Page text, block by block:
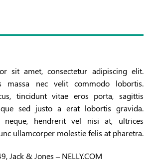
sit amet, consectetur adipiscing elit.
massa nec velit commodo lobortis.
tincidunt vitae eros porta, sagittis
sed justo a erat lobortis gravida.
neque, hendrerit vel nisi at, ultrices
ullamcorper molestie felis at pharetra.
Jack & Jones – NELLY.COM